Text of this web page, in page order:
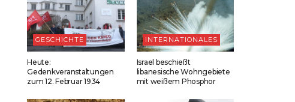
GESCHICHTE
Heute:
Gedenkveranstaltungen
zum 12. Februar 1934
INTERNATIONALES
Israel beschießt
libanesische Wohngebiete
mit weißem Phosphor